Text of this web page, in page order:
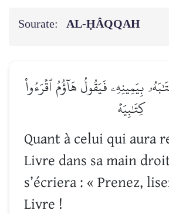
Sourate: AL-ḤÂQQAH
بِيَمِينِهِۦ فَيَقُولُ هَآؤُمُ ٱقۡرَءُواْ
كِتَٰبِيَهۡ
Quant à celui qui aura
Livre dans sa main
s’écriera : « Prenez,
Livre !